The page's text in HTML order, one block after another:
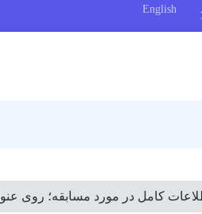
English
کامل در مورد مسابقه؛ روی